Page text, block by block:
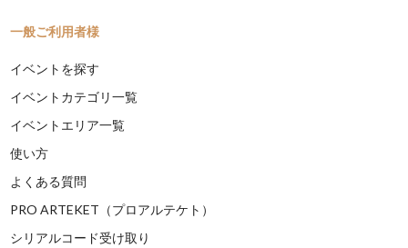
一般ご利用者様
イベントを探す
イベントカテゴリ一覧
イベントエリア一覧
使い方
よくある質問
PRO ARTEKET（プロアルテケト）
シリアルコード受け取り